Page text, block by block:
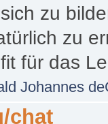
zu
zu
für das
Johannes
chat